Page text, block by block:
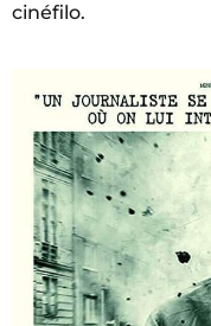
cinéfilo.